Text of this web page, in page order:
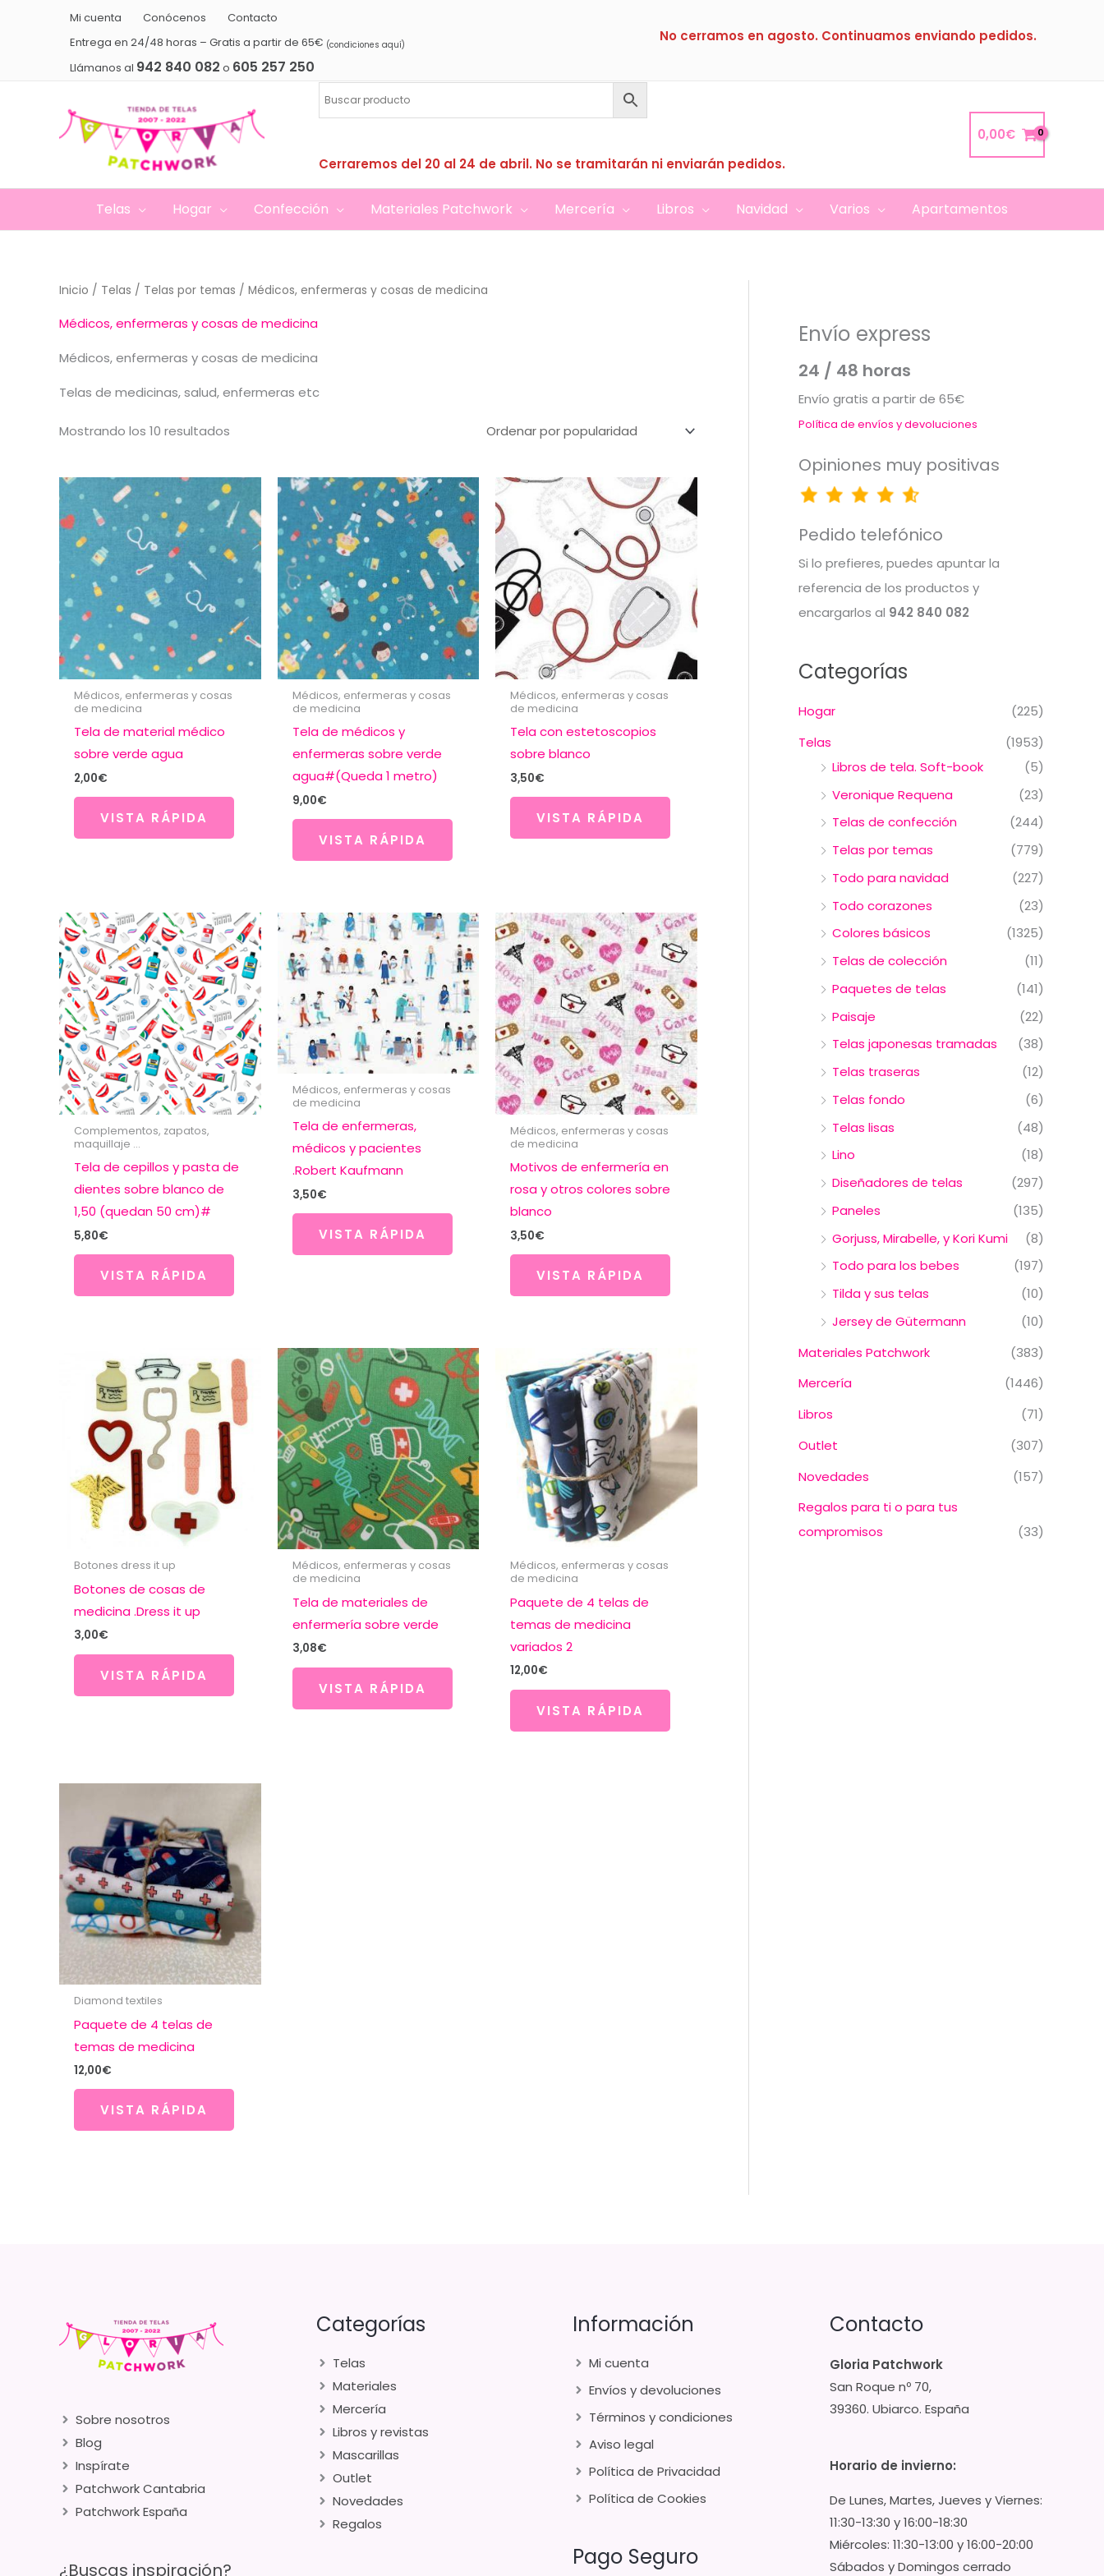
Mi cuenta Conócenos
Contacto
Entrega en 24/48 horas – Gratis a partir de 65€ (condiciones aquí)
Llámanos al 942 840 082 o 605 257 250
No cerramos en agosto. Continuamos enviando pedidos.
Cerraremos del 20 al 24 de abril. No se tramitarán ni enviarán pedidos.
0,00€
Telas Hogar Confección Materiales Patchwork Mercería Libros Navidad Varios Apartamentos
Inicio / Telas / Telas por temas / Médicos, enfermeras y cosas de medicina
Médicos, enfermeras y cosas de medicina
Médicos, enfermeras y cosas de medicina
Telas de medicinas, salud, enfermeras etc
Mostrando los 10 resultados
Médicos, enfermeras y cosas
de medicina
Tela de material médico
sobre verde agua
2,00€
VISTA RÁPIDA
Médicos, enfermeras y cosas
de medicina
Tela de médicos y
enfermeras sobre verde
agua#(Queda 1 metro)
9,00€
VISTA RÁPIDA
Médicos, enfermeras y cosas
de medicina
Tela con estetoscopios
sobre blanco
3,50€
VISTA RÁPIDA
Complementos, zapatos,
maquillaje ...
Tela de cepillos y pasta de
dientes sobre blanco de
1,50 (quedan 50 cm)#
5,80€
VISTA RÁPIDA
Médicos, enfermeras y cosas
de medicina
Tela de enfermeras,
médicos y pacientes
.Robert Kaufmann
3,50€
VISTA RÁPIDA
Médicos, enfermeras y cosas
de medicina
Motivos de enfermería en
rosa y otros colores sobre
blanco
3,50€
VISTA RÁPIDA
Botones dress it up
Botones de cosas de
medicina .Dress it up
3,00€
VISTA RÁPIDA
Médicos, enfermeras y cosas
de medicina
Tela de materiales de
enfermería sobre verde
3,08€
VISTA RÁPIDA
Médicos, enfermeras y cosas
de medicina
Paquete de 4 telas de
temas de medicina
variados 2
12,00€
VISTA RÁPIDA
Diamond textiles
Paquete de 4 telas de
temas de medicina
12,00€
VISTA RÁPIDA
Envío express
24 / 48 horas
Envío gratis a partir de 65€
Política de envíos y devoluciones
Opiniones muy positivas
Pedido telefónico
Si lo prefieres, puedes apuntar la
referencia de los productos y
encargarlos al 942 840 082
Categorías
Hogar
(225)
Telas
(1953)
Libros de tela. Soft-book
(5)
Veronique Requena
(23)
Telas de confección
(244)
Telas por temas
(779)
Todo para navidad
(227)
Todo corazones
(23)
Colores básicos
(1325)
Telas de colección
(11)
Paquetes de telas
(141)
Paisaje
(22)
Telas japonesas tramadas
(38)
Telas traseras
(12)
Telas fondo
(6)
Telas lisas
(48)
Lino
(18)
Diseñadores de telas
(297)
Paneles
(135)
Gorjuss, Mirabelle, y Kori Kumi
(8)
Todo para los bebes
(197)
Tilda y sus telas
(10)
Jersey de Gütermann
(10)
Materiales Patchwork
(383)
Mercería
(1446)
Libros
(71)
Outlet
(307)
Novedades
(157)
Regalos para ti o para tus
compromisos
(33)
Sobre nosotros
Blog
Inspírate
Patchwork Cantabria
Patchwork España
¿Buscas inspiración?
Categorías
Telas
Materiales
Mercería
Libros y revistas
Mascarillas
Outlet
Novedades
Regalos
Información
Mi cuenta
Envíos y devoluciones
Términos y condiciones
Aviso legal
Política de Privacidad
Política de Cookies
Pago Seguro
Contacto
Gloria Patchwork
San Roque nº 70,
39360. Ubiarco. España
Horario de invierno:
De Lunes, Martes, Jueves y Viernes:
11:30-13:30 y 16:00-18:30
Miércoles: 11:30-13:00 y 16:00-20:00
Sábados y Domingos cerrado